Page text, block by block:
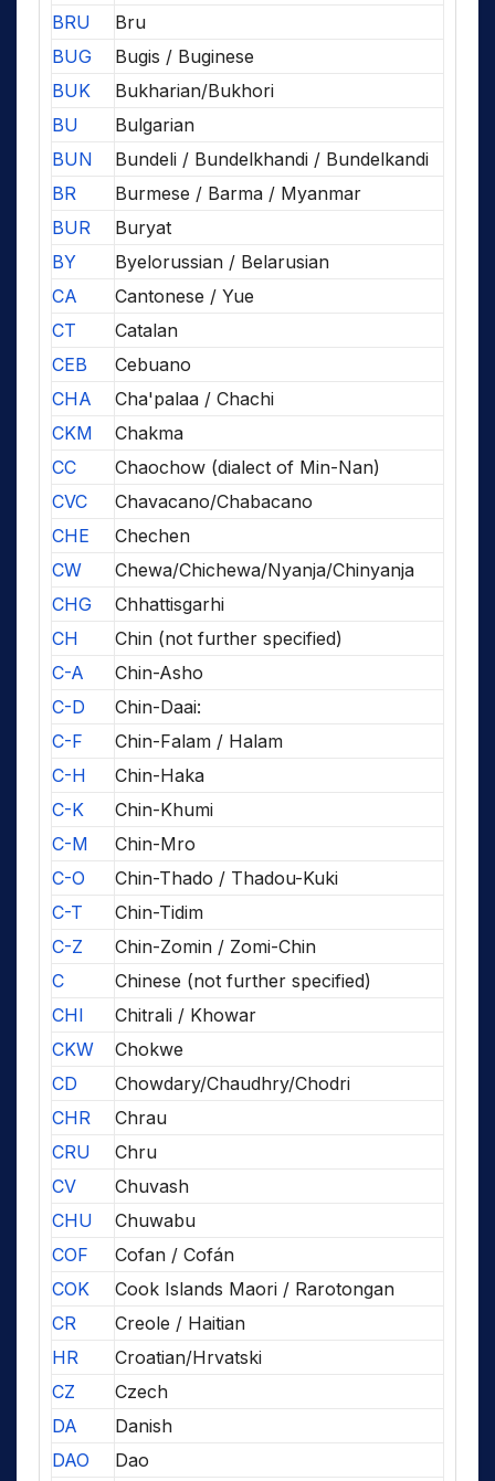
BRU
Bru
BUG
Bugis / Buginese
BUK
Bukharian/Bukhori
BU
Bulgarian
BUN
Bundeli / Bundelkhandi / Bundelkandi
BR
Burmese / Barma / Myanmar
BUR
Buryat
BY
Byelorussian / Belarusian
CA
Cantonese / Yue
CT
Catalan
CEB
Cebuano
CHA
Cha'palaa / Chachi
CKM
Chakma
CC
Chaochow (dialect of Min-Nan)
CVC
Chavacano/Chabacano
CHE
Chechen
CW
Chewa/Chichewa/Nyanja/Chinyanja
CHG
Chhattisgarhi
CH
Chin (not further specified)
C-A
Chin-Asho
C-D
Chin-Daai:
C-F
Chin-Falam / Halam
C-H
Chin-Haka
C-K
Chin-Khumi
C-M
Chin-Mro
C-O
Chin-Thado / Thadou-Kuki
C-T
Chin-Tidim
C-Z
Chin-Zomin / Zomi-Chin
C
Chinese (not further specified)
CHI
Chitrali / Khowar
CKW
Chokwe
CD
Chowdary/Chaudhry/Chodri
CHR
Chrau
CRU
Chru
CV
Chuvash
CHU
Chuwabu
COF
Cofan / Cofán
COK
Cook Islands Maori / Rarotongan
CR
Creole / Haitian
HR
Croatian/Hrvatski
CZ
Czech
DA
Danish
DAO
Dao